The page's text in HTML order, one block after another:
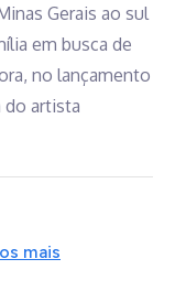
Gerais ao sul
em busca de
no lançamento
do artista
mais